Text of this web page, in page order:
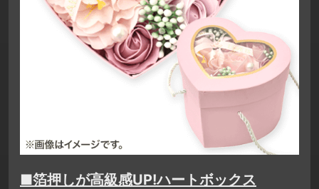
■箔押しが高級感UP!ハートボックス